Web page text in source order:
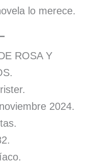
lo merece.
ROSA Y
2024.